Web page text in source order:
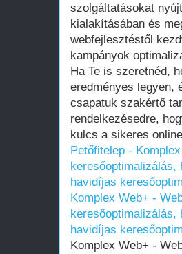
szolgáltatásokat
kialakításában és
webfejlesztéstől
kampányok
Ha Te is szeretnéd,
eredményes legyen,
csapatuk szakértő
rendelkezésedre,
kulcs a sikeres
Petőfitelep -
keresőoptimalizálás,
havidíjas
Komplex Web+ -
keresőoptimalizálás,
havidíjas
Komplex Web+ -